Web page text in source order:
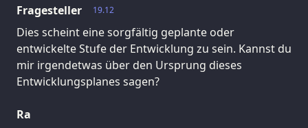
19.12
Fragesteller
Dies scheint eine sorgfältig geplante oder
entwickelte Stufe der Entwicklung zu sein. Kannst du
mir irgendetwas über den Ursprung dieses
Entwicklungsplanes sagen?
Ra